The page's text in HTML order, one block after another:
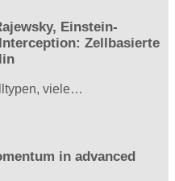
Einstein-
Zellbasierte
viele…
in advanced